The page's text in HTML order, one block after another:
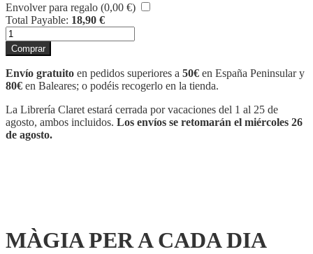
Envolver para regalo (0,00 €)
Total Payable: 18,90 €
MÀGIA
PER
A
CADA
DIA
Comprar
Envío gratuito en pedidos superiores a 50€ en España Peninsular y
80€ en Baleares; o podéis recogerlo en la tienda.
La Librería Claret estará cerrada por vacaciones del 1 al 25 de
agosto, ambos incluidos. Los envíos se retomarán el miércoles 26
de agosto.
MÀGIA PER A CADA DIA